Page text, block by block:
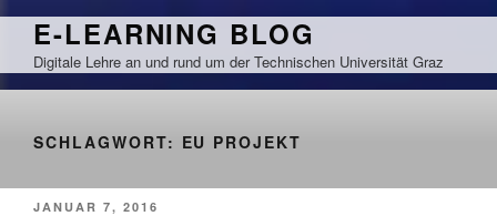
Zum
springen
E-LEARNING BLOG
Digitale Lehre an und rund um der Technischen Universität Graz
SCHLAGWORT: EU PROJEKT
VERÖFFENTLICHT
JANUAR 7, 2016